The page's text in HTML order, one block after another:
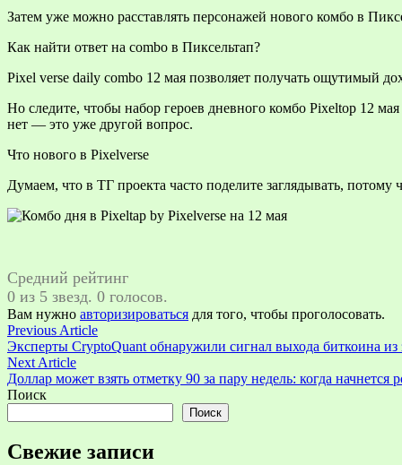
Затем уже можно расставлять персонажей нового комбо в
Как найти ответ на combo в Пиксельтап?
Pixel verse daily combo 12 мая позволяет получать ощутимый
Но следите, чтобы набор героев дневного комбо Pixeltop 12
нет — это уже другой вопрос.
Что нового в Pixelverse
Думаем, что в ТГ проекта часто поделите заглядывать,
Средний рейтинг
0 из 5 звезд. 0 голосов.
Вам нужно авторизироваться для того, чтобы проголосовать.
Навигация
по
записям
Previous ArticlePrevious
article:
Эксперты CryptoQuant обнаружили сигнал выхода биткоина из
Next ArticleNext
article:
Доллар может взять отметку 90 за пару недель: когда начнется
Поиск
Поиск
Свежие записи